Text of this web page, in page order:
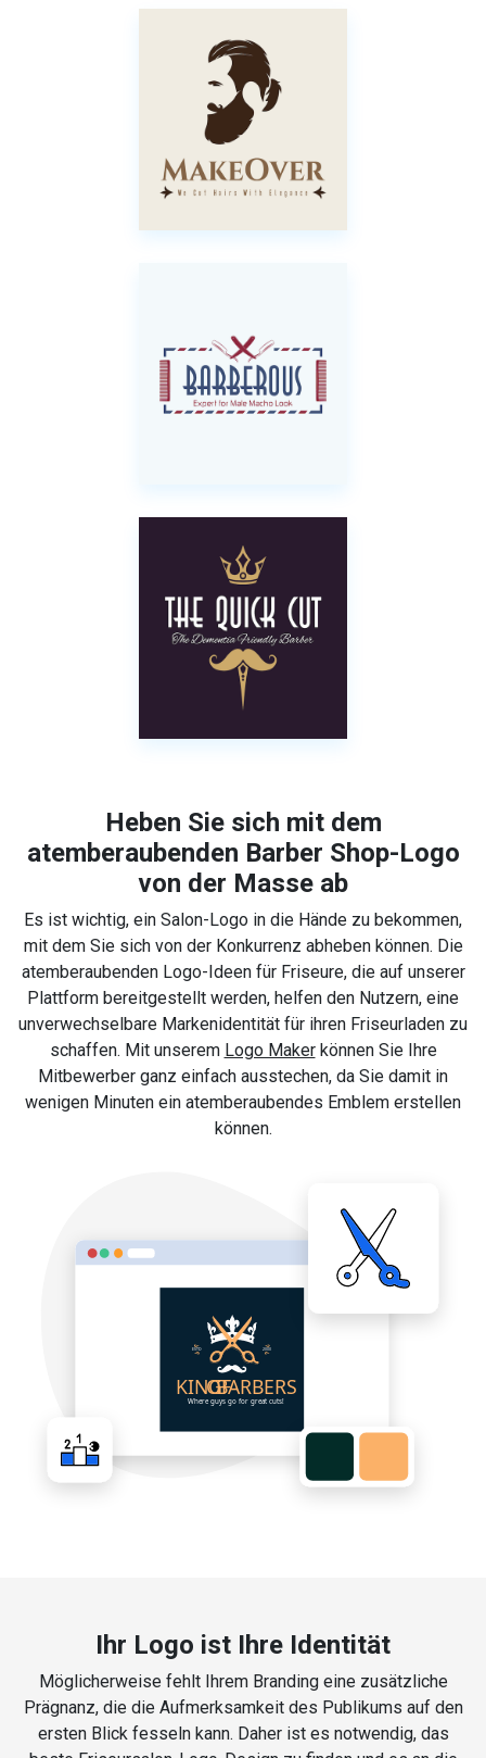
Heben Sie sich mit dem
atemberaubenden Barber Shop-Logo
von der Masse ab
Es ist wichtig, ein Salon-Logo in die Hände zu bekommen,
mit dem Sie sich von der Konkurrenz abheben können. Die
atemberaubenden Logo-Ideen für Friseure, die auf unserer
Plattform bereitgestellt werden, helfen den Nutzern, eine
unverwechselbare Markenidentität für ihren Friseurladen zu
schaffen. Mit unserem Logo Makerkönnen Sie Ihre
Mitbewerber ganz einfach ausstechen, da Sie damit in
wenigen Minuten ein atemberaubendes Emblem erstellen
können.
Ihr Logo ist Ihre Identität
Möglicherweise fehlt Ihrem Branding eine zusätzliche
Prägnanz, die die Aufmerksamkeit des Publikums auf den
ersten Blick fesseln kann. Daher ist es notwendig, das